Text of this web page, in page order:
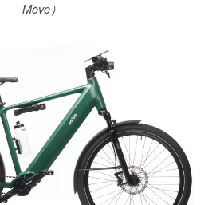
Möve）